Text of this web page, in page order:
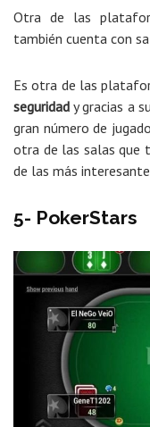
Otra de las
también cuenta con
Es otra de las
seguridad y gracias a
gran número de
otra de las salas que
de las más
5- PokerStars